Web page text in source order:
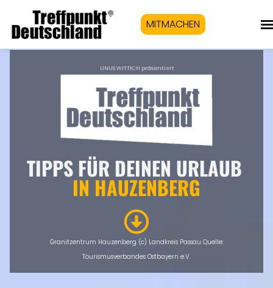
MITMACHEN
LINUS WITTICH präsentiert
TIPPS FÜR DEINEN URLAUB
IN HAUZENBERG
Granitzentrum Hauzenberg (c) Landkreis Passau Quelle:
Tourismusverbandes Ostbayern e.V.